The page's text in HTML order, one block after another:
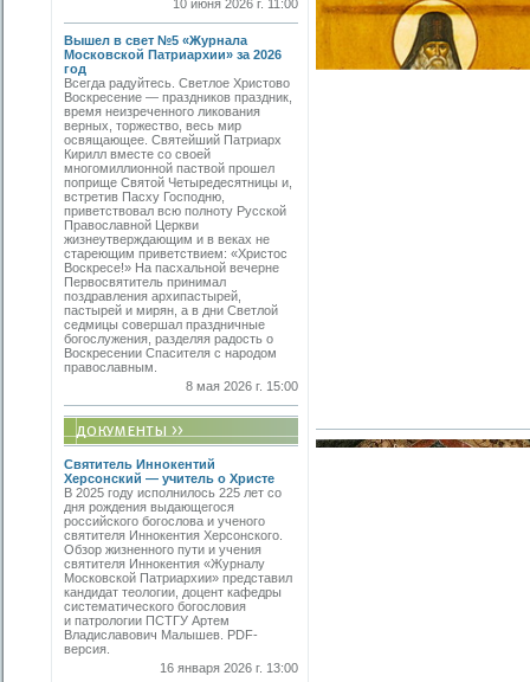
10 июня 2026 г. 11:00
Вышел в свет №5 «Журнала
Московской Патриархии» за 2026
год
Всегда радуйтесь. Светлое Христово
Воскресение — праздников праздник,
время неизреченного ликования
верных, торжество, весь мир
освящающее. Святейший Патриарх
Кирилл вместе со своей
многомиллионной паствой прошел
поприще Святой Четыредесятницы и,
встретив Пасху Господню,
приветствовал всю полноту Русской
Православной Церкви
жизнеутверждающим и в веках не
стареющим приветствием: «Христос
Воскресе!» На пасхальной вечерне
Первосвятитель принимал
поздравления архипастырей,
пастырей и мирян, а в дни Светлой
седмицы совершал праздничные
богослужения, разделяя радость о
Воскресении Спасителя с народом
православным.
8 мая 2026 г. 15:00
Святитель Иннокентий
Херсонский — учитель о Христе
В 2025 году исполнилось 225 лет со
дня рождения выдающегося
российского богослова и ученого
святителя Иннокентия Херсонского.
Обзор жизненного пути и учения
святителя Иннокентия «Журналу
Московской Патриархии» представил
кандидат теологии, доцент кафедры
систематического богословия
и патрологии ПСТГУ Артем
Владиславович Малышев. PDF-
версия.
16 января 2026 г. 13:00